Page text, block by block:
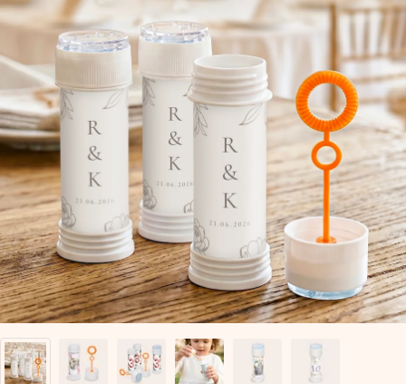
4,5 (basado en +15.000 opiniones)
Nuestros regalos inspiran. Los clientes nos dan un 4,5 en
Google Reviews.
Tarjeta de felicitación gratuita
Crea algo único en pocos pasos – con su nombre, tu foto o
un mensaje que llegue al corazón. Sin complicaciones, solo
todo el amor para el momento.